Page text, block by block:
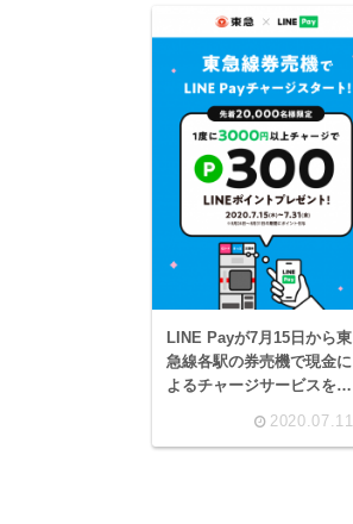
LINE Payが7月15日から東
急線各駅の券売機で現金に
よるチャージサービスを開
2020.07.11